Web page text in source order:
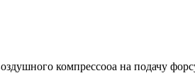
компрессооа на подачу